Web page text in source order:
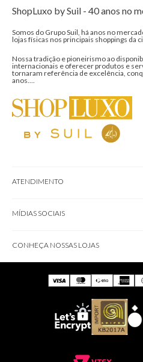
ShopLuxo by Suil - 40 anos no
Somos do Grupo Suil, há anos no
lojas físicas nos principais shoppings da
Nossa tradição e pioneirismo ao
internacionais e oferecer produtos e
tornaram referência de excelência,
anos....
ATENDIMENTO
MÍDIAS SOCIAIS
CONHEÇA NOSSAS LOJAS